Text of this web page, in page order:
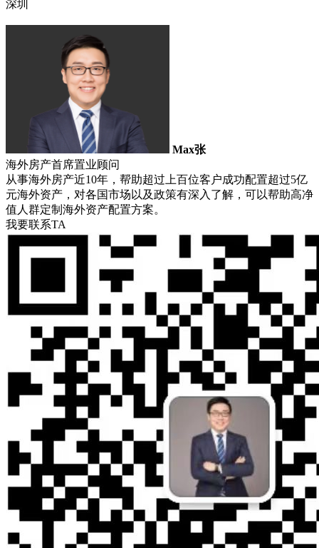
深圳
Max张
海外房产首席置业顾问
从事海外房产近10年，帮助超过上百位客户成功配置超过5亿
元海外资产，对各国市场以及政策有深入了解，可以帮助高净
值人群定制海外资产配置方案。
我要联系TA